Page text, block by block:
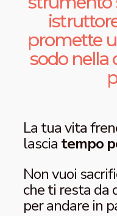
promette
sodo nella
La tua vita
lascia tempo
Non vuoi
che ti resta da
per andare in